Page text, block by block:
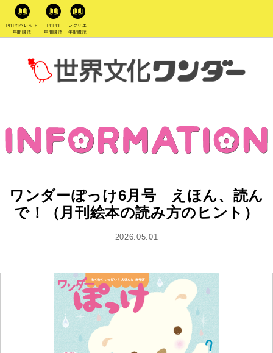
PriPriパレット
年間購読
PriPri
年間購読
レクリエ
年間購読
ワンダーぽっけ6月号 えほん、読ん
で！（月刊絵本の読み方のヒント）
2026.05.01